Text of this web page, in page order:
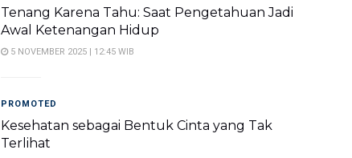
Tenang Karena Tahu: Saat Pengetahuan Jadi
Awal Ketenangan Hidup
5 NOVEMBER 2025 | 12:45 WIB
PROMOTED
Kesehatan sebagai Bentuk Cinta yang Tak
Terlihat